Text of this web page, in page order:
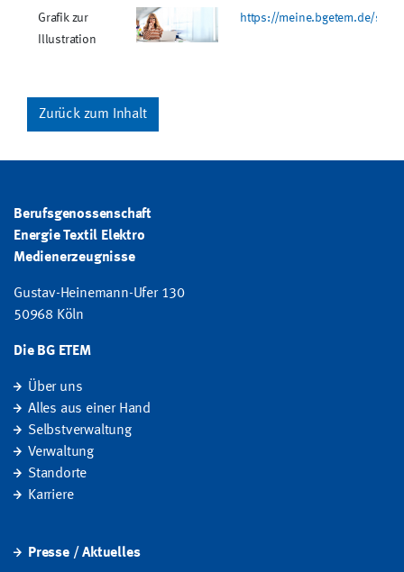
Grafik zur
Illustration
https://meine.bgetem.de/
Zurück zum Inhalt
Berufsgenossenschaft
Energie Textil Elektro
Medienerzeugnisse
Gustav-Heinemann-Ufer 130
50968 Köln
Die BG ETEM
Über uns
Alles aus einer Hand
Selbstverwaltung
Verwaltung
Standorte
Karriere
Presse / Aktuelles